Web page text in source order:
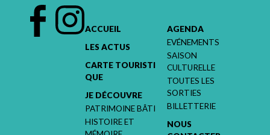
ACCUEIL
LES ACTUS
CARTE TOURISTI
QUE
JE DÉCOUVRE
PATRIMOINE BÂTI
HISTOIRE ET
AGENDA
EVÉNEMENTS
SAISON
CULTURELLE
TOUTES LES
SORTIES
BILLETTERIE
NOUS